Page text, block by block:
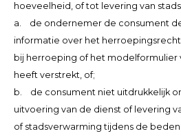
hoeveelheid, of tot levering van
a. de ondernemer de consument
informatie over het
bij herroeping of het
heeft verstrekt, of;
b. de consument niet uitdrukkelijk
uitvoering van de dienst of levering
of stadsverwarming tijdens de